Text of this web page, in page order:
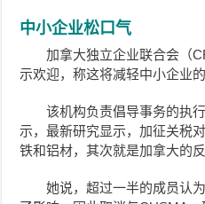
中小企业松口气
加拿大独立企业联合会（
示欢迎，称这将减轻中小企业的
该机构负责倡导事务的执
示，最新研究显示，加征关税
铁和铝材，其次就是加拿大的反
她说，超过一半的成员认